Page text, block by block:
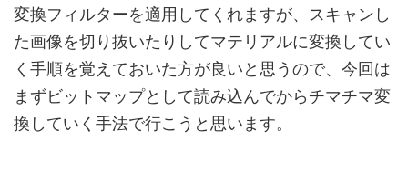
変換フィルターを適用してくれますが、スキャンし
た画像を切り抜いたりしてマテリアルに変換してい
く手順を覚えておいた方が良いと思うので、今回は
まずビットマップとして読み込んでからチマチマ変
換していく手法で行こうと思います。